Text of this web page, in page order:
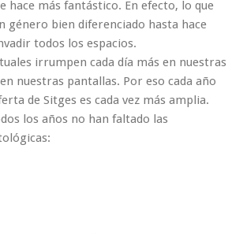
hace más fantástico. En efecto, lo que
género bien diferenciado hasta hace
todos los espacios.
irrumpen cada día más en nuestras
nuestras pantallas. Por eso cada año
de Sitges es cada vez más amplia.
los años no han faltado las